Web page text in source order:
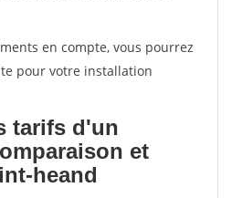
en compte, vous pourrez
pour votre installation
tarifs d'un
et
heand